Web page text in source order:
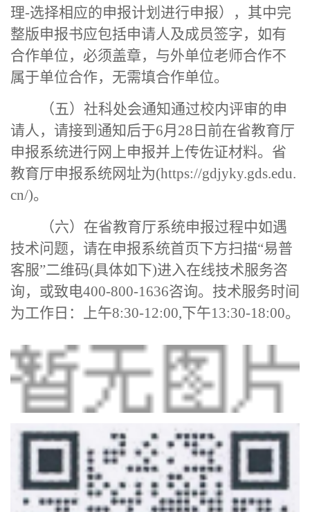
理-选择相应的申报计划进行申报）
，其中完
整版申报书应包括申请人及成员签字，如有
合作单位，必须盖章，与外单位老师合作不
属于单位合作，无需填合作单位。
（五）社科处会通知通过校内评审的申
请人，请接到通知后于6月28 日前在省教育厅
申报系统进行网上申报并上传佐证材料。 省
教育厅申报系统网址为(https://gdjyky.gds.edu.
cn/)。
（六） 在省教育厅系统申报过程中如遇
技术问题，请在申报系统首页下方扫描“易普
客服”二维码(具体如下)进入在线技术服务咨
询，或致电400-800-1636咨询。技术服务时间
为工作日：上午8:30-12:00,下午13:30-18:00。